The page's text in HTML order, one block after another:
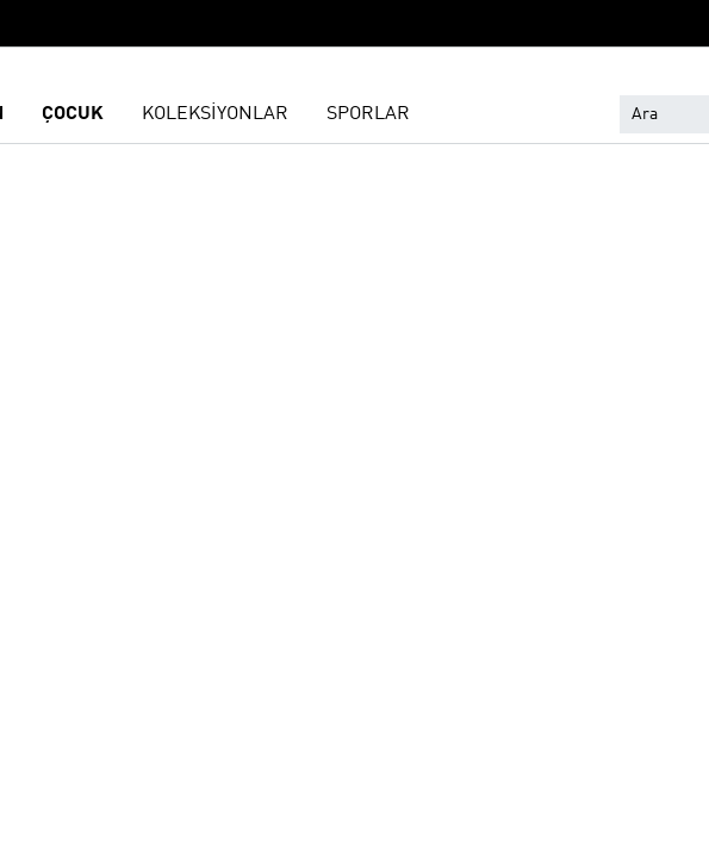
ÇOCUK KOLEKSİYONLAR SPORLAR